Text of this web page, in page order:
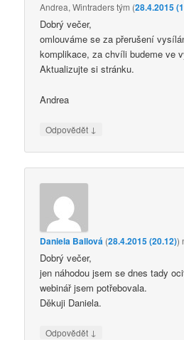
Andrea, Wintraders tým (28.4.2015
Dobrý večer,
omlouváme se za přerušení
komplikace, za chvíli budeme ve
Aktualizujte si stránku.
Andrea
Odpovědět ↓
Daniela Ballová (28.4.2015 (20.12))
Dobrý večer,
jen náhodou jsem se dnes tady
webinář jsem potřebovala.
Děkuji Daniela.
Odpovědět ↓